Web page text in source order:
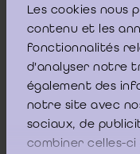
Les cookies nous
contenu et les
fonctionnalités
d'analyser notre
également des
notre site avec
sociaux, de
combiner celles-
Download PDF
Woord vooraf